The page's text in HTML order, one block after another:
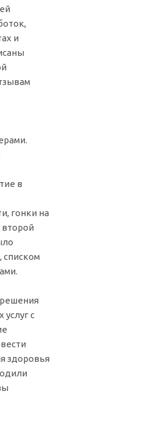
и
в
гонки на
второй
списком
с
здоровья